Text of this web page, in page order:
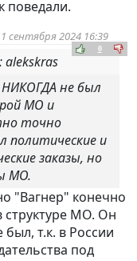
поведали.
1 сентября 2024 16:39
0
НИКОГДА не был
МО и
точно
политические и
заказы, но
МО.
"Вагнер" конечно
структуре МО. Он
был, т.к. в России
под